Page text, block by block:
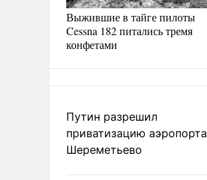
Выжившие в тайге пилоты
Cessna 182 питались тремя
конфетами
Путин разрешил
приватизацию аэропорта
Шереметьево